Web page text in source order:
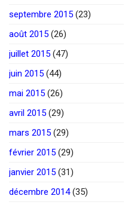
septembre 2015 (23)
août 2015 (26)
juillet 2015 (47)
juin 2015 (44)
mai 2015 (26)
avril 2015 (29)
mars 2015 (29)
février 2015 (29)
janvier 2015 (31)
décembre 2014(35)